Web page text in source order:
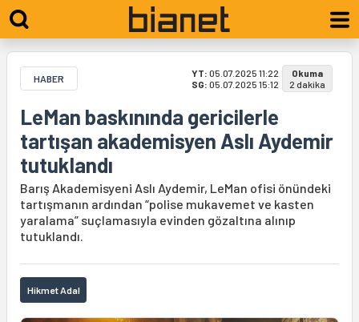
HABER YT: 05.07.2025 11:22
SG: 05.07.2025 15:12
Okuma
2 dakika
LeMan baskınında gericilerle
tartışan akademisyen Aslı Aydemir
tutuklandı
Barış Akademisyeni Aslı Aydemir, LeMan ofisi önündeki
tartışmanın ardından “polise mukavemet ve kasten
yaralama” suçlamasıyla evinden gözaltına alınıp
tutuklandı.
Hikmet Adal